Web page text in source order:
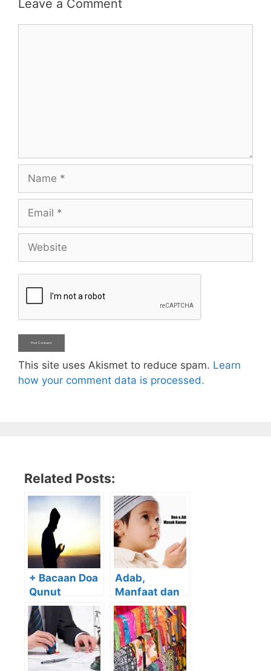
Leave a Comment
Name
Email
Website
This site uses Akismet to reduce spam. Learn
how your comment data is processed.
Related Posts:
+ Bacaan Doa
Qunut
Shubuh, Witir,
Nazilah
Bahasa Arab,
Latin, Arti
Terjemahan
Adab,
Manfaat dan
Doa Masuk
Kamar Mandi
Lengkap